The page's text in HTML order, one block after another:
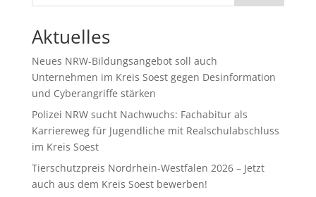
Aktuelles
Neues NRW-Bildungsangebot soll auch
Unternehmen im Kreis Soest gegen Desinformation
und Cyberangriffe stärken
Polizei NRW sucht Nachwuchs: Fachabitur als
Karriereweg für Jugendliche mit Realschulabschluss
im Kreis Soest
Tierschutzpreis Nordrhein-Westfalen 2026 – Jetzt
auch aus dem Kreis Soest bewerben!